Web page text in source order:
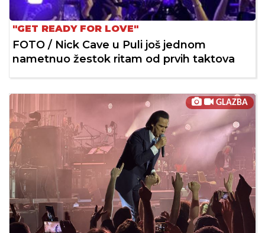
"GET READY FOR LOVE"
FOTO / Nick Cave u Puli još jednom
nametnuo žestok ritam od prvih taktova
GLAZBA